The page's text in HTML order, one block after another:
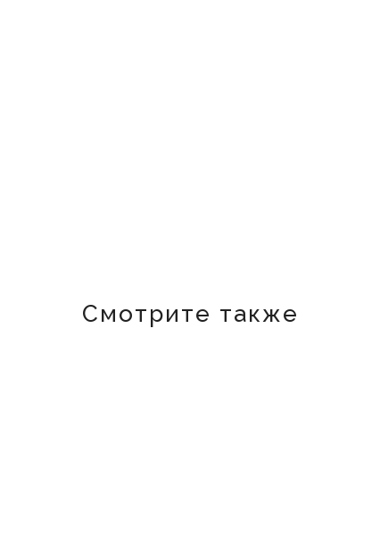
Смотрите также